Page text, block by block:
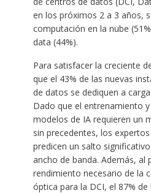
en los próximos 2 a 3 años,
computación en la nube
data (44%).
Para satisfacer la creciente
que el 43% de las nuevas
de datos se dediquen a
Dado que el entrenamiento
modelos de IA requieren un
sin precedentes, los
predicen un salto
ancho de banda. Además, al
rendimiento necesario de la
óptica para la DCI, el 87%